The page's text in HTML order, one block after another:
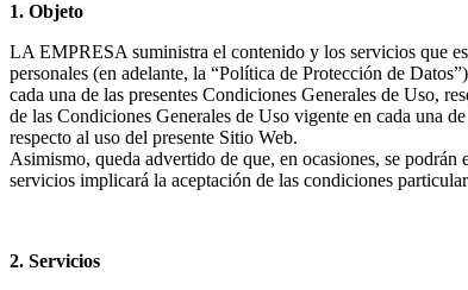
1. Objeto
LA EMPRESA suministra el contenido y los servicios que
personales (en adelante, la “Política de Protección de
cada una de las presentes Condiciones Generales de Uso,
de las Condiciones Generales de Uso vigente en cada una
respecto al uso del presente Sitio Web.
Asimismo, queda advertido de que, en ocasiones, se
servicios implicará la aceptación de las condiciones
2. Servicios